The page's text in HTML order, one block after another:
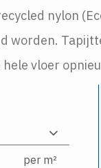
nylon
worden.
vloer
per m²